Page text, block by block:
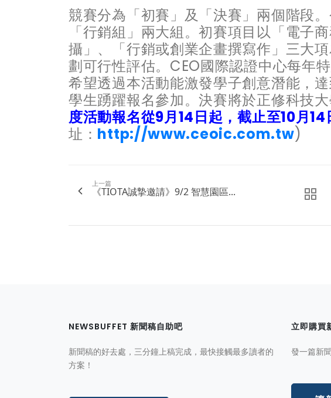
競賽分為「初賽」及「決賽」兩個階段
「行銷組」兩大組。初賽項目以「電子
攝」、「行銷或創業企畫撰寫作」三大
劃可行性評估。CEO國際認證中心每年
希望透過本活動能激發學子創意潛能，
學生踴躍報名參加。決賽將於正修科技
度活動報名從9月14日起，截止至10月14
址： http://www.ceoic.com.tw)
上一篇
《TIOTA誠摯邀請》9/2 智慧園區...
NEWSBUFFET 新聞稿自助吧
新聞稿的好去處，三分鐘上稿完成，最快接觸最多讀者的
方案！
立即購買
發一篇新